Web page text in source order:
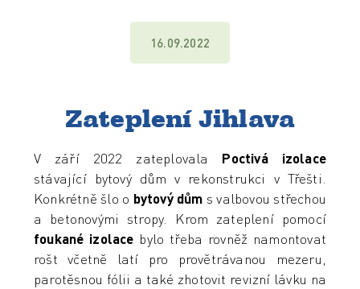
16.09.2022
Zateplení Jihlava
V září 2022 zateplovala Poctivá izolace
stávající bytový dům v rekonstrukci v Třešti.
Konkrétně šlo o bytový dům s valbovou střechou
a betonovými stropy. Krom zateplení pomocí
foukané izolace bylo třeba rovněž namontovat
rošt včetně latí pro provětrávanou mezeru,
parotěsnou fólii a také zhotovit revizní lávku na